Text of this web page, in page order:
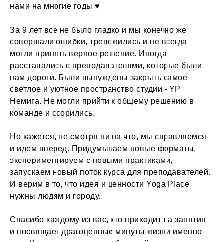
нами на многие годы ♥︎
За 9 лет все не было гладко и мы конечно же
совершали ошибки, тревожились и не всегда
могли принять верное решение. Иногда
расставались с преподавателями, которые были
нам дороги. Были вынуждены закрыть самое
светлое и уютное пространство студии - YP
Немига. Не могли прийти к общему решению в
команде и ссорились.
Но кажется, не смотря ни на что, мы справляемся
и идем вперед. Придумываем новые форматы,
экспериментируем с новыми практиками,
запускаем новый поток курса для преподавателей.
И верим в то, что идея и ценности Yoga Place
нужны людям и городу.
Спасибо каждому из вас, кто приходит на занятия
и посвящает драгоценные минуты жизни именно